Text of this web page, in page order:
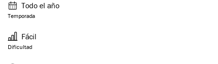
Temporada
Todo el año
Dificultad
Fácil